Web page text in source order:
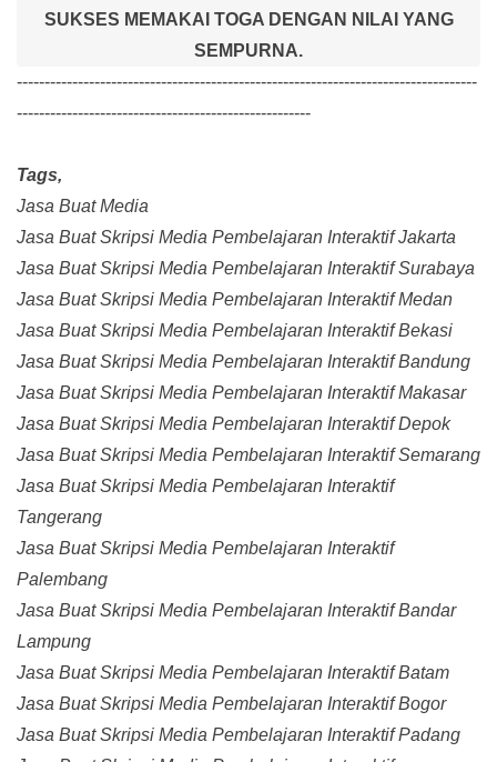
SUKSES MEMAKAI TOGA DENGAN NILAI YANG
SEMPURNA.
-----------------------------------------------------------------------------------
-----------------------------------------------------
Tags,
Jasa Buat Media
Jasa Buat Skripsi Media Pembelajaran Interaktif Jakarta
Jasa Buat Skripsi Media Pembelajaran Interaktif Surabaya
Jasa Buat Skripsi Media Pembelajaran Interaktif Medan
Jasa Buat Skripsi Media Pembelajaran Interaktif Bekasi
Jasa Buat Skripsi Media Pembelajaran Interaktif Bandung
Jasa Buat Skripsi Media Pembelajaran Interaktif Makasar
Jasa Buat Skripsi Media Pembelajaran Interaktif Depok
Jasa Buat Skripsi Media Pembelajaran Interaktif Semarang
Jasa Buat Skripsi Media Pembelajaran Interaktif
Tangerang
Jasa Buat Skripsi Media Pembelajaran Interaktif
Palembang
Jasa Buat Skripsi Media Pembelajaran Interaktif Bandar
Lampung
Jasa Buat Skripsi Media Pembelajaran Interaktif Batam
Jasa Buat Skripsi Media Pembelajaran Interaktif Bogor
Jasa Buat Skripsi Media Pembelajaran Interaktif Padang